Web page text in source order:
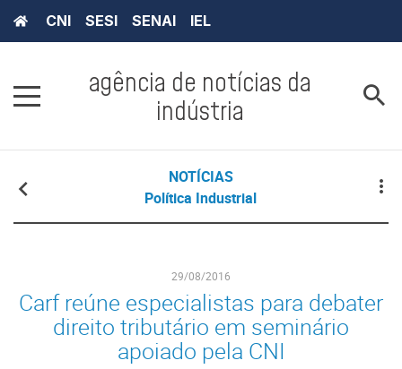
CNI SESI SENAI IEL
agência de notícias da
indústria
NOTÍCIAS
Política Industrial
29/08/2016
Carf reúne especialistas para debater
direito tributário em seminário
apoiado pela CNI